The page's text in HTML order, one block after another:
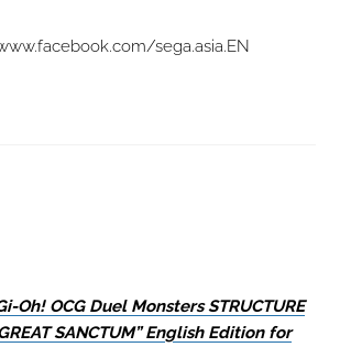
sega.asia.EN
Oh! OCG Duel Monsters STRUCTURE
SANCTUM” English Edition for